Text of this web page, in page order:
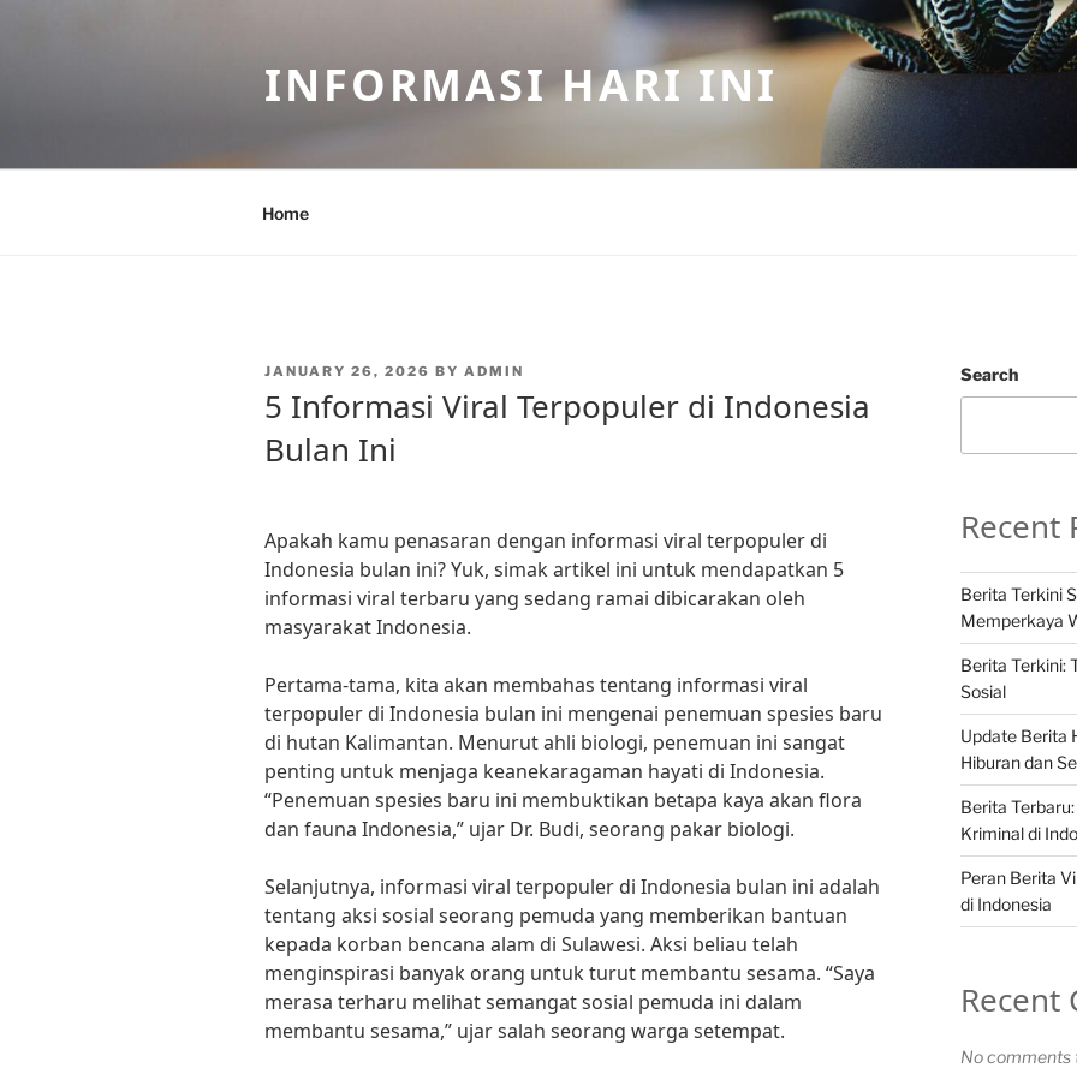
INFORMASI HARI INI
Home
POSTED
JANUARY 26, 2026 BY ADMIN
5 Informasi Viral Terpopuler di Indonesia
Bulan Ini
Apakah kamu penasaran dengan informasi viral terpopuler di
Indonesia bulan ini? Yuk, simak artikel ini untuk mendapatkan 5
informasi viral terbaru yang sedang ramai dibicarakan oleh
masyarakat Indonesia.
Pertama-tama, kita akan membahas tentang informasi viral
terpopuler di Indonesia bulan ini mengenai penemuan spesies baru
di hutan Kalimantan. Menurut ahli biologi, penemuan ini sangat
penting untuk menjaga keanekaragaman hayati di Indonesia.
“Penemuan spesies baru ini membuktikan betapa kaya akan flora
dan fauna Indonesia,” ujar Dr. Budi, seorang pakar biologi.
Selanjutnya, informasi viral terpopuler di Indonesia bulan ini adalah
tentang aksi sosial seorang pemuda yang memberikan bantuan
kepada korban bencana alam di Sulawesi. Aksi beliau telah
menginspirasi banyak orang untuk turut membantu sesama. “Saya
merasa terharu melihat semangat sosial pemuda ini dalam
membantu sesama,” ujar salah seorang warga setempat.
Search
Recent
Berita Terkini
Memperkaya
Berita Terkini:
Sosial
Update Berita
Hiburan dan
Berita
Kriminal di
Peran Berita
di Indonesia
Recent
No comments